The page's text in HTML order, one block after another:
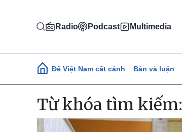
Radio Podcast Multimedia
Main navigation
Để Việt Nam cất cánh Bàn và luận
Từ khóa tìm kiếm: